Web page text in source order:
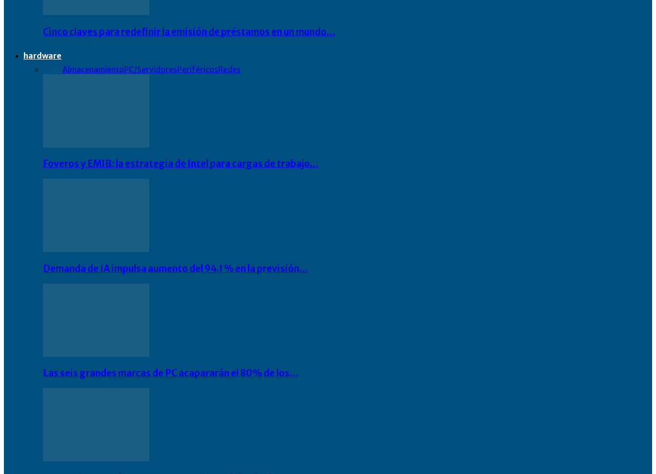
Cinco claves para redefinir la emisión de préstamos en un mundo…
hardware
AlmacenamientoPC/ServidoresPeriféricosRedes
Foveros y EMIB: la estrategia de Intel para cargas de trabajo…
Demanda de IA impulsa aumento del 94.1 % en la previsión…
Las seis grandes marcas de PC acapararán el 80% de los…